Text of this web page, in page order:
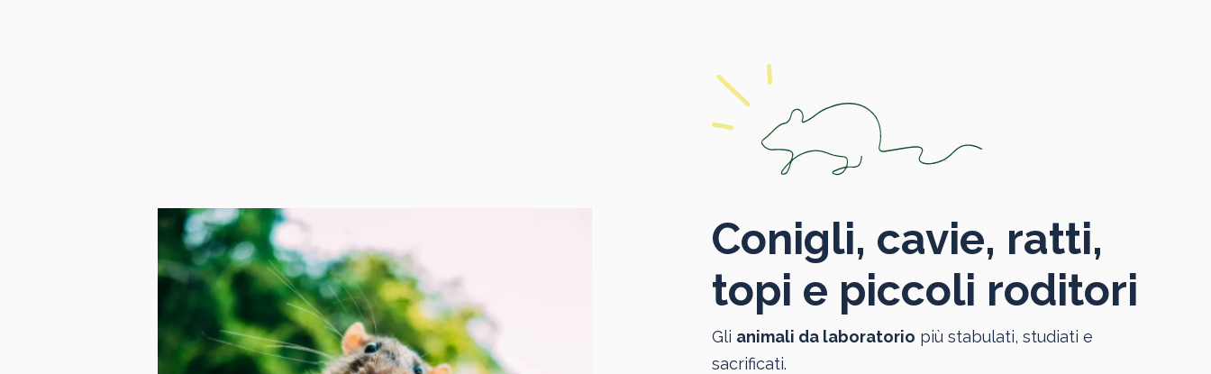
Conigli, cavie, ratti,
topi e piccoli roditori
Gli animali da laboratorio più stabulati, studiati e
sacrificati.